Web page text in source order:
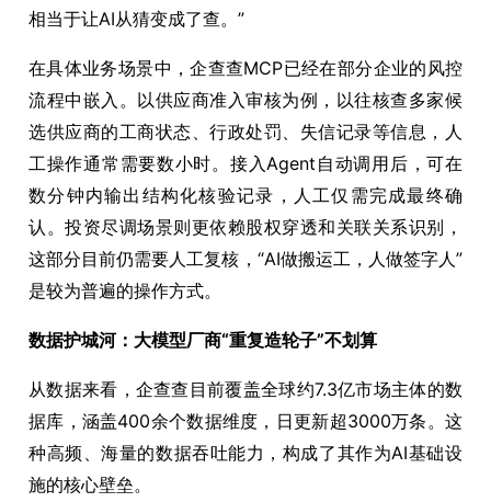
相当于让AI从猜变成了查。”
在具体业务场景中，企查查MCP已经在部分企业的风控
流程中嵌入。以供应商准入审核为例，以往核查多家候
选供应商的工商状态、行政处罚、失信记录等信息，人
工操作通常需要数小时。接入Agent自动调用后，可在
数分钟内输出结构化核验记录，人工仅需完成最终确
认。投资尽调场景则更依赖股权穿透和关联关系识别，
这部分目前仍需要人工复核，“AI做搬运工，人做签字人”
是较为普遍的操作方式。
数据护城河：大模型厂商“重复造轮子”不划算
从数据来看，企查查目前覆盖全球约7.3亿市场主体的数
据库，涵盖400余个数据维度，日更新超3000万条。这
种高频、海量的数据吞吐能力，构成了其作为AI基础设
施的核心壁垒。